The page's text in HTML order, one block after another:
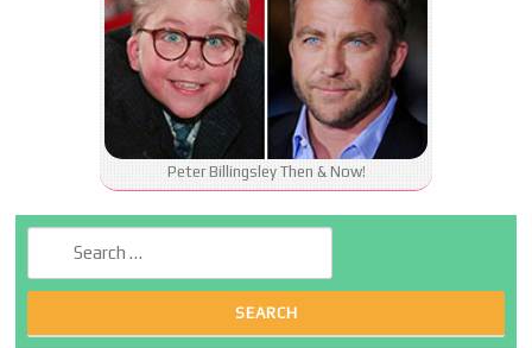
Peter Billingsley Then & Now!